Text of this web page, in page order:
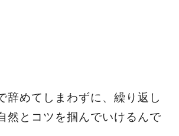
辞めてしまわずに、繰り返し
然とコツを掴んでいけるんで